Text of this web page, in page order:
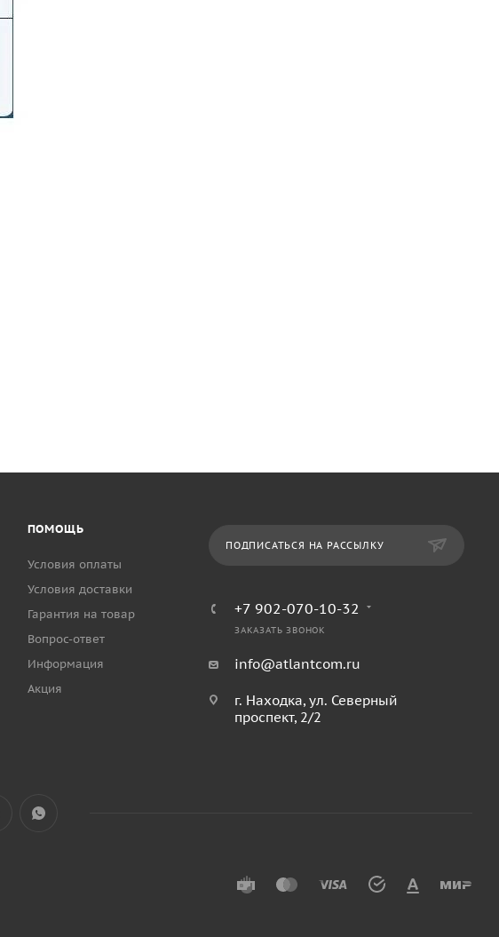
ПОМОЩЬ
Условия оплаты
Условия доставки
Гарантия на товар
Вопрос-ответ
Информация
Акция
ПОДПИСАТЬСЯ НА РАССЫЛКУ
+7 902-070-10-32
ЗАКАЗАТЬ ЗВОНОК
info@atlantcom.ru
г. Находка, ул. Северный
проспект, 2/2